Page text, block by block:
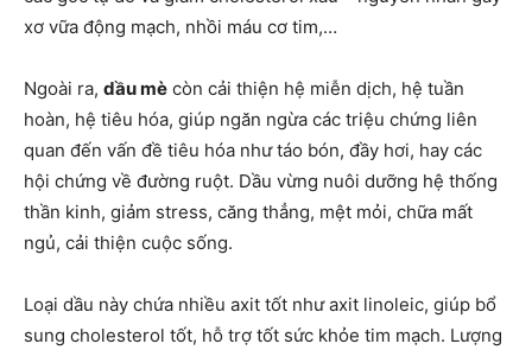
xơ vữa động mạch, nhồi máu cơ tim,…
Ngoài ra, dầu mè còn cải thiện hệ miễn dịch, hệ tuần
hoàn, hệ tiêu hóa, giúp ngăn ngừa các triệu chứng liên
quan đến vấn đề tiêu hóa như táo bón, đầy hơi, hay các
hội chứng về đường ruột. Dầu vừng nuôi dưỡng hệ thống
thần kinh, giảm stress, căng thẳng, mệt mỏi, chữa mất
ngủ, cải thiện cuộc sống.
Loại dầu này chứa nhiều axit tốt như axit linoleic, giúp bổ
sung cholesterol tốt, hỗ trợ tốt sức khỏe tim mạch. Lượng